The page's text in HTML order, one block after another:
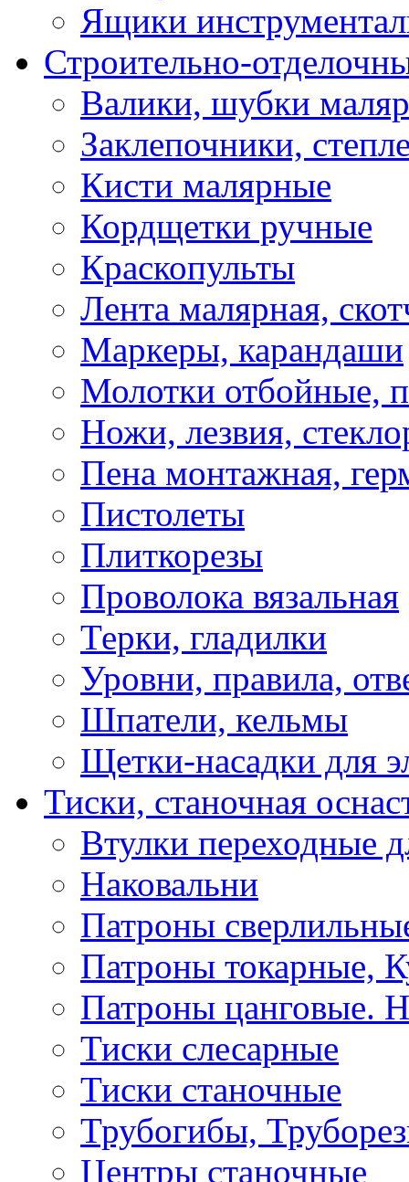
Ящики
Строительно-
Валики, шубки
Заклепочники,
Кисти малярные
Кордщетки ручные
Краскопульты
Лента малярная,
Маркеры, карандаши
Молотки отбойные,
Ножи, лезвия,
Пена монтажная,
Пистолеты
Плиткорезы
Проволока вязальная
Терки, гладилки
Уровни, правила,
Шпатели, кельмы
Щетки-насадки для
Тиски, станочная
Втулки переходные
Наковальни
Патроны
Патроны токарные,
Патроны цанговые.
Тиски слесарные
Тиски станочные
Трубогибы,
Центры станочные